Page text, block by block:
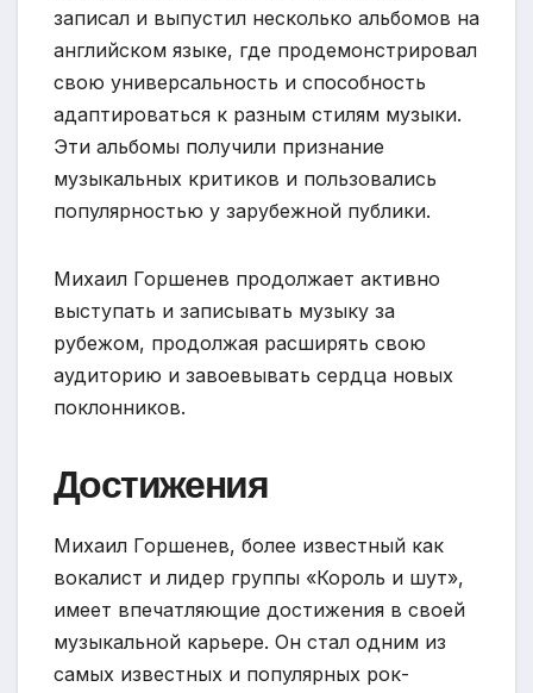
записал и выпустил несколько альбомов на
английском языке, где продемонстрировал
свою универсальность и способность
адаптироваться к разным стилям музыки.
Эти альбомы получили признание
музыкальных критиков и пользовались
популярностью у зарубежной публики.
Михаил Горшенев продолжает активно
выступать и записывать музыку за
рубежом, продолжая расширять свою
аудиторию и завоевывать сердца новых
поклонников.
Достижения
Михаил Горшенев, более известный как
вокалист и лидер группы «Король и шут»,
имеет впечатляющие достижения в своей
музыкальной карьере. Он стал одним из
самых известных и популярных рок-